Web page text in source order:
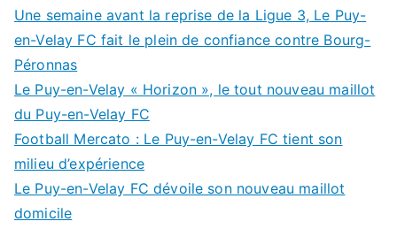
Une semaine avant la reprise de la Ligue 3, Le Puy-
en-Velay FC fait le plein de confiance contre Bourg-
Péronnas
Le Puy-en-Velay « Horizon », le tout nouveau maillot
du Puy-en-Velay FC
Football Mercato : Le Puy-en-Velay FC tient son
milieu d’expérience
Le Puy-en-Velay FC dévoile son nouveau maillot
domicile